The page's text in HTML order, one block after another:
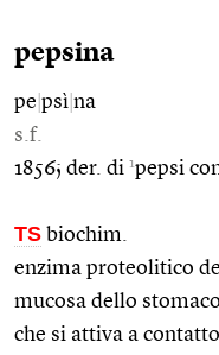
pepsina
pe psì na
s.f.
1856; der. di 1pepsi
TS biochim.
enzima proteolitico
mucosa dello
che si attiva a